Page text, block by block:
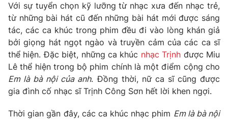
Học trực tuyến
Hitech Công nghệ tương lai
Sản phẩm
Thị trường
Tư vấn
Giao lưu trực tuyến
Lịch phát sóng
Chuyên mục khác
Emagazine Podcast
Với sự tuyển chọn kỹ lưỡng từ nhạc xưa đến nhạc trẻ,
từ những bài hát cũ đến những bài hát mới được sáng
tác, các ca khúc trong phim đều đi vào lòng khán giả
bởi giọng hát ngọt ngào và truyền cảm của các ca sĩ
thể hiện. Đặc biệt, những ca khúc nhạc Trịnh được Miu
Lê thể hiện trong bộ phim chính là một điểm cộng cho
Em là bà nội của anh. Đồng thời, nữ ca sĩ cũng được
gia đình cố nhạc sĩ Trịnh Công Sơn hết lời khen ngợi.
Thời gian gần đây, các ca khúc nhạc phim Em là bà nội